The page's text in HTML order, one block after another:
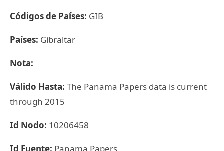
Códigos de Países: GIB
Países: Gibraltar
Nota:
Válido Hasta: The Panama Papers data is current
through 2015
Id Nodo: 10206458
Id Fuente: Panama Papers